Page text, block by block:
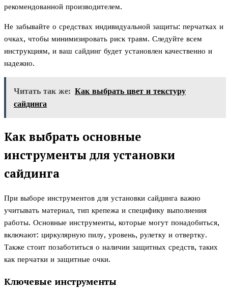
рекомендованной производителем.
Не забывайте о средствах индивидуальной защиты: перчатках и
очках, чтобы минимизировать риск травм. Следуйте всем
инструкциям, и ваш сайдинг будет установлен качественно и
надежно.
Читать так же: Как выбрать цвет и текстуру
сайдинга
Как выбрать основные
инструменты для установки
сайдинга
При выборе инструментов для установки сайдинга важно
учитывать материал, тип крепежа и специфику выполнения
работы. Основные инструменты, которые могут понадобиться,
включают: циркулярную пилу, уровень, рулетку и отвертку.
Также стоит позаботиться о наличии защитных средств, таких
как перчатки и защитные очки.
Ключевые инструменты